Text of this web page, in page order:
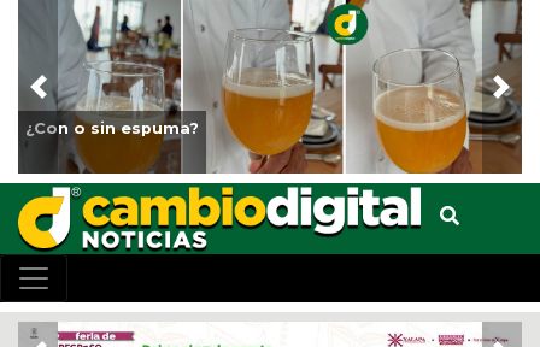
¿Con o sin espuma?
Previous